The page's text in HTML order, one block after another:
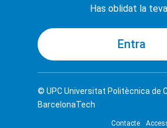
Has oblidat la
© UPCUniversitat Politècnica de
BarcelonaTech
Contacte